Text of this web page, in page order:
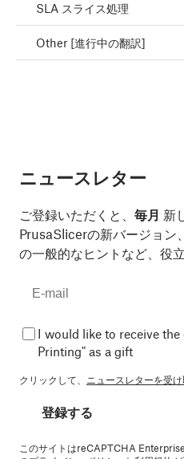
SLA スライス処理
Other [進行中の翻訳]
ニュースレター
ご登録いただくと、 毎月 新
PrusaSlicerの新バージョン
の一般的なヒントなど、役
I would like to receive
Printing" as a gift
クリックして、 ニュースレターを受
登録する
このサイトはreCAPTCHA